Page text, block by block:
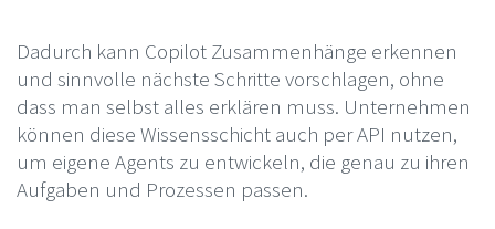
Dadurch kann Copilot Zusammenhänge erkennen
und sinnvolle nächste Schritte vorschlagen, ohne
dass man selbst alles erklären muss. Unternehmen
können diese Wissensschicht auch per API nutzen,
um eigene Agents zu entwickeln, die genau zu ihren
Aufgaben und Prozessen passen.